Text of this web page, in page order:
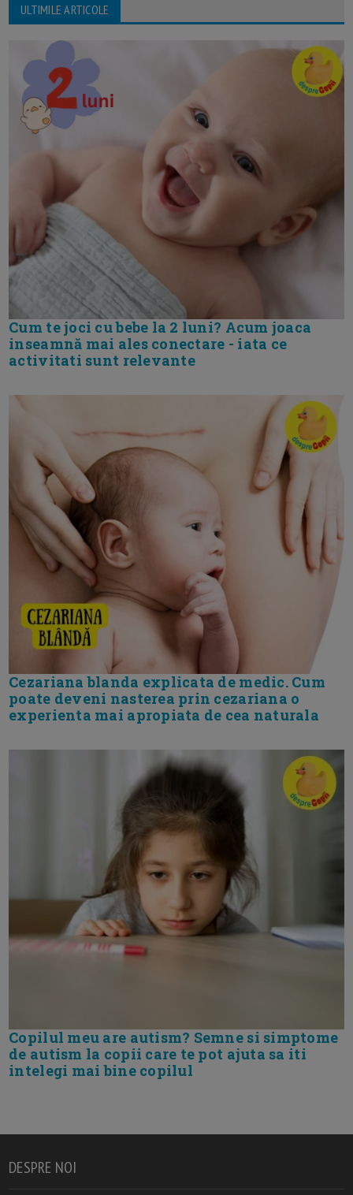
ULTIMILE ARTICOLE
Cum te joci cu bebe la 2 luni? Acum joaca
inseamnă mai ales conectare - iata ce
activitati sunt relevante
Cezariana blanda explicata de medic. Cum
poate deveni nasterea prin cezariana o
experienta mai apropiata de cea naturala
Copilul meu are autism? Semne si simptome
de autism la copii care te pot ajuta sa iti
intelegi mai bine copilul
DESPRE NOI